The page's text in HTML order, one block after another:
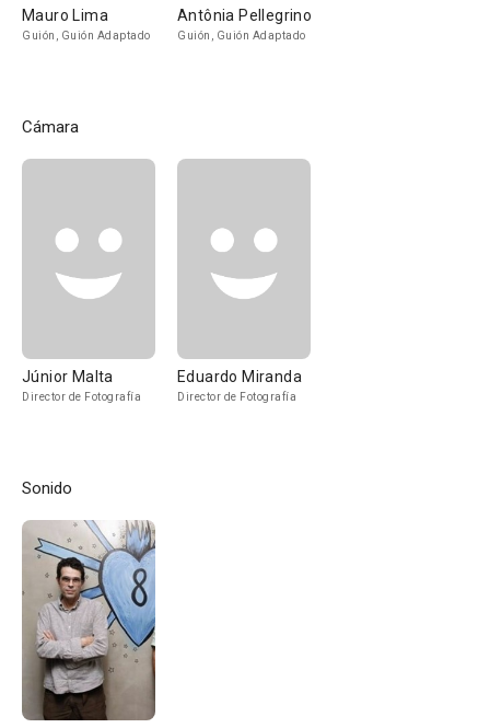
Mauro Lima
Guión, Guión Adaptado
Antônia Pellegrino
Guión, Guión Adaptado
Cámara
Júnior Malta
Director de Fotografía
Eduardo Miranda
Director de Fotografía
Sonido